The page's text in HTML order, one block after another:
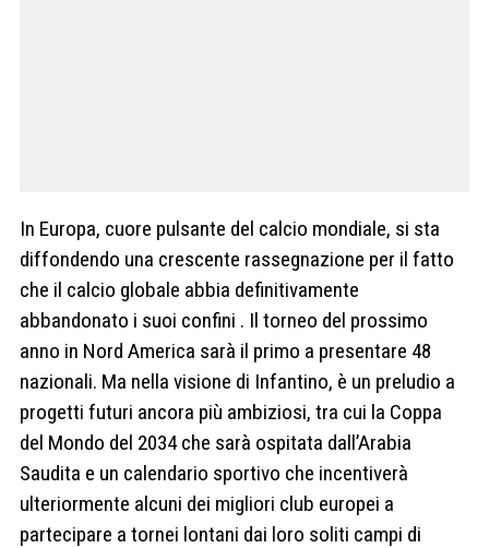
In Europa, cuore pulsante del calcio mondiale, si sta
diffondendo una crescente rassegnazione per il fatto
che il calcio globale abbia definitivamente
abbandonato i suoi confini . Il torneo del prossimo
anno in Nord America sarà il primo a presentare 48
nazionali. Ma nella visione di Infantino, è un preludio a
progetti futuri ancora più ambiziosi, tra cui la Coppa
del Mondo del 2034 che sarà ospitata dall’Arabia
Saudita e un calendario sportivo che incentiverà
ulteriormente alcuni dei migliori club europei a
partecipare a tornei lontani dai loro soliti campi di